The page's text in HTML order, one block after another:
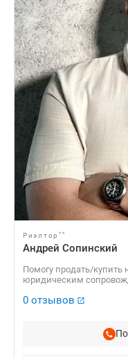
Риэлтор **
Андрей Сопинский
Помогу продать/
юридическим
0 отзывов